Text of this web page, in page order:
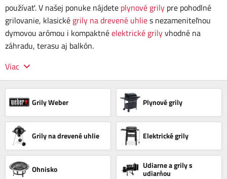
používať. V našej ponuke nájdete plynové grily pre pohodlné
grilovanie, klasické grily na drevené uhlies nezameniteľnou
dymovou arómou i kompaktnéelektrické grilyvhodné na
záhradu, terasu aj balkón.
Viac
Grily Weber Plynové grily
Grily na drevené uhlie Elektrické grily
Ohnisko Udiarne a grily s
udiarňou